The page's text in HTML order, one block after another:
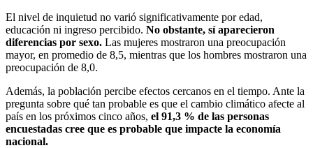
El nivel de inquietud no varió significativamente por edad,
educación ni ingreso percibido. No obstante, sí aparecieron
diferencias por sexo. Las mujeres mostraron una preocupación
mayor, en promedio de 8,5, mientras que los hombres mostraron una
preocupación de 8,0.
Además, la población percibe efectos cercanos en el tiempo. Ante la
pregunta sobre qué tan probable es que el cambio climático afecte al
país en los próximos cinco años, el 91,3 % de las personas
encuestadas cree que es probable que impacte la economía
nacional.